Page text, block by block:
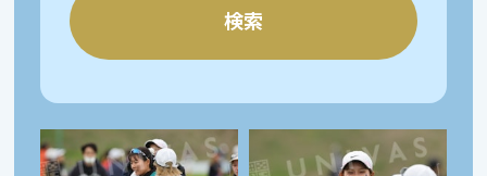
検索